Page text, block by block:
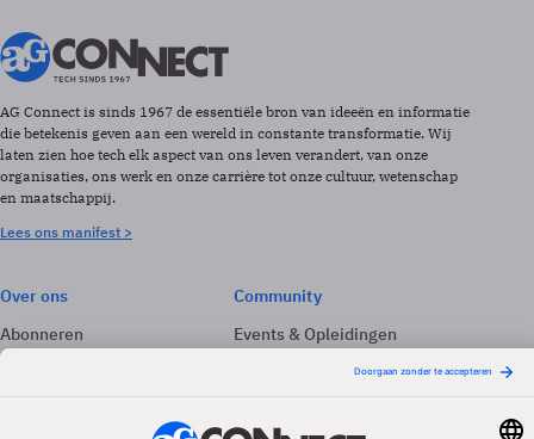
AG Connect is sinds 1967 de essentiële bron van ideeën en informatie
die betekenis geven aan een wereld in constante transformatie. Wij
laten zien hoe tech elk aspect van ons leven verandert, van onze
organisaties, ons werk en onze carrière tot onze cultuur, wetenschap
en maatschappij.
Lees ons manifest >
Over ons
Abonneren
Adverteren
Community
Events & Opleidingen